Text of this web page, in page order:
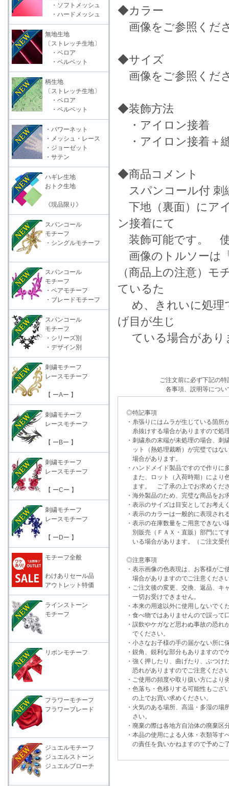
◆カラー
画像をご参照くだ
◆サイズ
画像をご参照くだ
◆装飾方法
・アイロン接着
・アイロン接着＋
◆商品コメント
スパンコール付 刺
下地（裏面）にア
ン接着にて
装飾可能です。 使
画像のトルソーは
（商品上の注意）
ているた
め、きれいに処理
げ目が生じ
ている場合があり
ご注文前に必ず下記の
各事項、説明等につい
◎特記事項
・糸張りにはムラが生じている箇所
糸抜けする場合がありますので処
・刺繍糸の末端が未処理の場合、刺
ット（熱処理裁断）が完璧ではな
場合があります。
・ハンドメイド製品ですので作りに
また、ロット（入荷時期）により
ます。 ご了承の上でお求めくだ
・海外製品のため、完璧な商品をお
・表示のサイズは目安としてお考え
・表示のカラーは一般的に表現され
・表示の在庫数量をご用意できな
別販売（ＦＡＸ・直販）部門にて
いる場合があります。（ご注文受
◎注意事項
・表示画像の色表現は、お客様がご
場合がありますのでご注意くださ
・ご注文後の変更、交換、返品、キ
一切お受けできません。
・本来の用途以外に使用しないでく
・食べ物ではありませんので誤って
・誤飲やケガなど思わぬ事故の恐れ
でください。
・小さなお子様の手の届かない所に
・鋭角、鋭利な部分もありますので
・強く押したり、曲げたり、ぶつけ
恐れがありますのでご注意くださ
・ご使用の頻度や取り扱い方により
・色落ち・色移りする可能性もござ
の上でお買い求めください。
・火気のある場所、高温・多湿の場
さい。
・廃棄の際は各地方自治体の廃棄区
・本品の使用による人体・衣類等す
の責任を負いかねますので予めご
・ソフトメッシュ
・ハードメッシュ
無地生地
〔ストレッチ生地〕
・ベロア
・ベルベット
柄生地
〔ストレッチ生地〕
・ベロア
・ベルベット
・パワーネット
・メッシュ・レース
・ジョーゼット
・サテン
ハギレ生地
おトク生地
《現品限り》
スパンコール
モチーフ
・シングルモチーフ
スパンコール
モチーフ
・ペアモチーフ
・ブレードモチーフ
スパンコール
モチーフ
・シリーズ別
・デザイン別
刺繍モチーフ
レースモチーフ
【 ーAー 】
刺繍モチーフ
レースモチーフ
【 ーBー 】
刺繍モチーフ
レースモチーフ
【 ーCー 】
刺繍モチーフ
レースモチーフ
【 ーDー 】
モチーフ全般
わけありセール品
アウトレット特価
ラインストーン
モチーフ
リボンモチーフ
フラワーモチーフ
フラワーブレード
ジュエルモチーフ
ジュエルストーン
ジュエルブローチ